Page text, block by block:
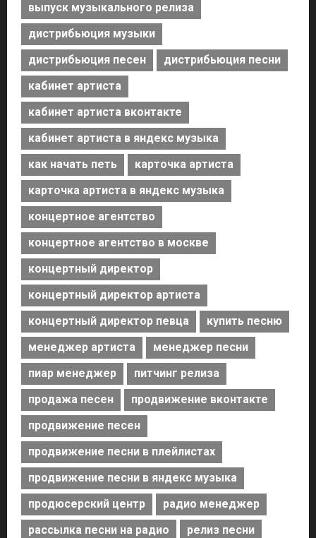
выпуск музыкального релиза
дистрибьюция музыки
дистрибьюция песен
дистрибьюция песни
кабинет артиста
кабинет артиста вконтакте
кабинет артиста в яндекс музыка
как начать петь
карточка артиста
карточка артиста в яндекс музыка
концертное агентство
концертное агентство в москве
концертный директор
концертный директор артиста
концертный директор певца
купить песню
менеджер артиста
менеджер песни
пиар менеджер
питчинг релиза
продажа песен
продвижение вконтакте
продвижение песен
продвижение песни в плейлистах
продвижение песни в яндекс музыка
продюсерский центр
радио менеджер
рассылка песни на радио
релиз песни